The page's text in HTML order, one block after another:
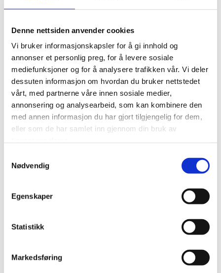
Denne nettsiden anvender cookies
Vi bruker informasjonskapsler for å gi innhold og
annonser et personlig preg, for å levere sosiale
mediefunksjoner og for å analysere trafikken vår. Vi deler
dessuten informasjon om hvordan du bruker nettstedet
vårt, med partnerne våre innen sosiale medier,
annonsering og analysearbeid, som kan kombinere den
med annen informasjon du har gjort tilgjengelig for dem,
eller som de har samlet inn gjennom din bruk av
Nødvendig
Egenskaper
Statistikk
Markedsføring
advokater og medarbeidere. Firmaet er en
ledende aktør innen både forretningsjus og
privatrett i Drammensregionen, og arbeider med
oppdrag både nasjonalt og internasjonalt.
–Vi er svært fornøyde med å få Erik Flågan inn
som partner. At en advokat med hans bakgrunn
og kaliber velger oss, bekrefter at vårt fagmiljø er
attraktivt både for klienter og erfarne fagfolk. Erik
vil styrke vår profil og tilføre verdifull
styreleder i Svensson Nøkleby.
Managing Partner Odd Hylland legger til:
kvalitet oppfattes som et sterkt alternativ til
velkommen til et sterkt fellesskap med lagånd i